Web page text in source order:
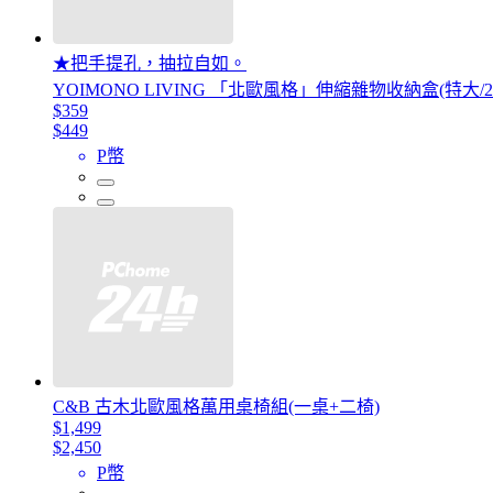
★把手提孔，抽拉自如。
YOIMONO LIVING 「北歐風格」伸縮雜物收納盒(特大/
$359
$449
P幣
C&B 古木北歐風格萬用桌椅組(一桌+二椅)
$1,499
$2,450
P幣